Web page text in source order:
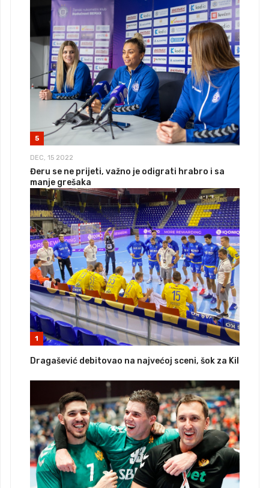
5
DEC, 15 2022
Đeru se ne prijeti, važno je odigrati hrabro i sa
manje grešaka
1
Dragašević debitovao na najvećoj sceni, šok za Kil